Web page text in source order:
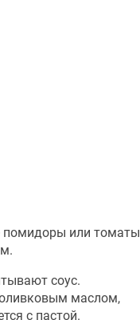
помидоры или томаты
соус.
маслом,
с пастой.